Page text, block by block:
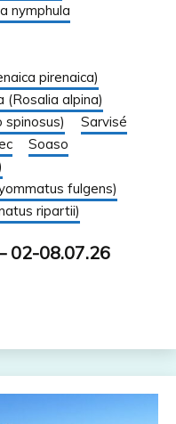
nymphula
pirenaica)
(Rosalia alpina)
spinosus)
Sarvisé
Soaso
fulgens)
ripartii)
02-08.07.26